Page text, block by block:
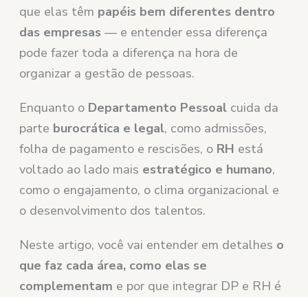
que elas têm papéis bem diferentes dentro
das empresas — e entender essa diferença
pode fazer toda a diferença na hora de
organizar a gestão de pessoas.
Enquanto o Departamento Pessoal cuida da
parte burocrática e legal, como admissões,
folha de pagamento e rescisões, o RH está
voltado ao lado mais estratégico e humano,
como o engajamento, o clima organizacional e
o desenvolvimento dos talentos.
Neste artigo, você vai entender em detalhes o
que faz cada área, como elas se
complementam e por que integrar DP e RH é